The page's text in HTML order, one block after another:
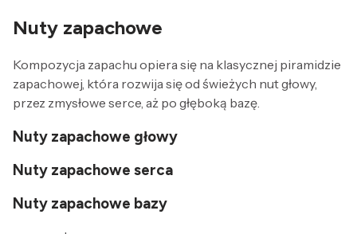
Nuty zapachowe
Kompozycja zapachu opiera się na klasycznej piramidzie
zapachowej, która rozwija się od świeżych nut głowy,
przez zmysłowe serce, aż po głęboką bazę.
Nuty zapachowe głowy
Nuty zapachowe serca
Nuty zapachowe bazy